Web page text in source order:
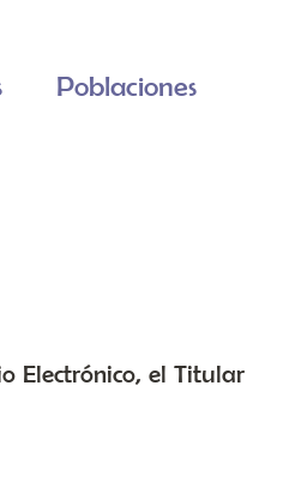
Poblaciones
Electrónico, el Titular